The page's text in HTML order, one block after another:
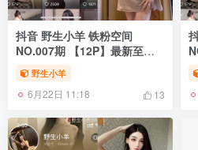
抖音 野生小羊 铁粉空间
NO.007期 【12P】最新至：
2024.11.24
野生小羊
6月22日 11:18 13